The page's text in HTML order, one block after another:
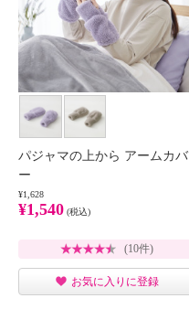
パジャマの上から アームカバ
ー
¥1,628
¥1,540 (税込)
(10件)
お気に入りに登録